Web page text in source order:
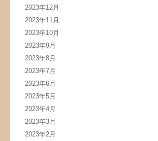
2023年12月
2023年11月
2023年10月
2023年9月
2023年8月
2023年7月
2023年6月
2023年5月
2023年4月
2023年3月
2023年2月